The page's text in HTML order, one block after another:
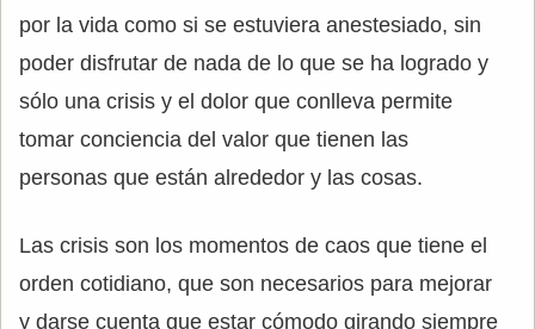
por la vida como si se estuviera anestesiado, sin
poder disfrutar de nada de lo que se ha logrado y
sólo una crisis y el dolor que conlleva permite
tomar conciencia del valor que tienen las
personas que están alrededor y las cosas.
Las crisis son los momentos de caos que tiene el
orden cotidiano, que son necesarios para mejorar
y darse cuenta que estar cómodo girando siempre